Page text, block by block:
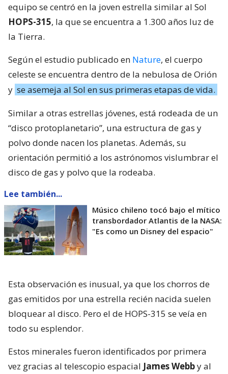
equipo se centró en la joven estrella similar al Sol
HOPS-315, la que se encuentra a 1.300 años luz de
la Tierra.
Según el estudio publicado en Nature, el cuerpo
celeste se encuentra dentro de la nebulosa de Orión
y se asemeja al Sol en sus primeras etapas de vida.
Similar a otras estrellas jóvenes, está rodeada de un
“disco protoplanetario”, una estructura de gas y
polvo donde nacen los planetas. Además, su
orientación permitió a los astrónomos vislumbrar el
disco de gas y polvo que la rodeaba.
Lee también...
Músico chileno tocó bajo el mítico
transbordador Atlantis de la NASA:
"Es como un Disney del espacio"
Esta observación es inusual, ya que los chorros de
gas emitidos por una estrella recién nacida suelen
bloquear al disco. Pero el de HOPS-315 se veía en
todo su esplendor.
Estos minerales fueron identificados por primera
vez gracias al telescopio espacial James Webby al